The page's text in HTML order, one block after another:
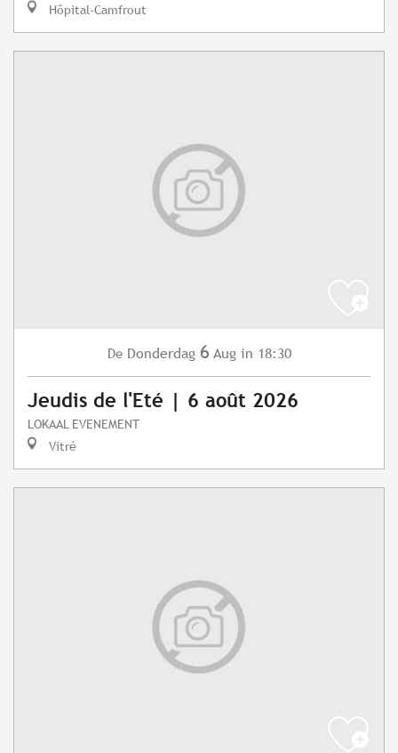
Hôpital-Camfrout
De Donderdag 6 Aug in 18:30
Jeudis de l'Eté | 6 août 2026
LOKAAL EVENEMENT
Vitré